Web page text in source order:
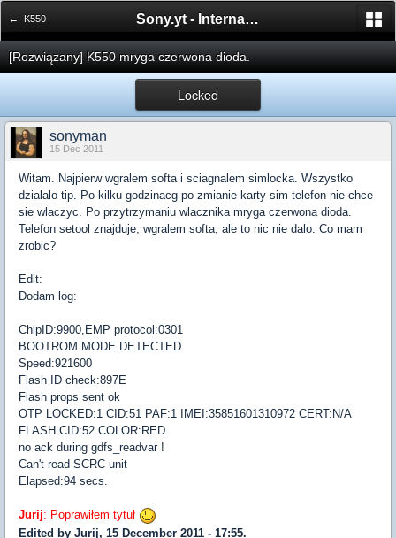
← K550 Sony.yt - International Sony Forum
[Rozwiązany] K550 mryga czerwona dioda.
Locked
sonyman
15 Dec 2011
Witam. Najpierw wgralem softa i sciagnalem simlocka. Wszystko
dzialalo tip. Po kilku godzinacg po zmianie karty sim telefon nie chce
sie wlaczyc. Po przytrzymaniu wlacznika mryga czerwona dioda.
Telefon setool znajduje, wgralem softa, ale to nic nie dalo. Co mam
zrobic?
Edit:
Dodam log:
ChipID:9900,EMP protocol:0301
BOOTROM MODE DETECTED
Speed:921600
Flash ID check:897E
Flash props sent ok
OTP LOCKED:1 CID:51 PAF:1 IMEI:35851601310972 CERT:N/A
FLASH CID:52 COLOR:RED
no ack during gdfs_readvar !
Can't read SCRC unit
Elapsed:94 secs.
Jurij: Poprawiłem tytuł
Edited by Jurij, 15 December 2011 - 17:55.